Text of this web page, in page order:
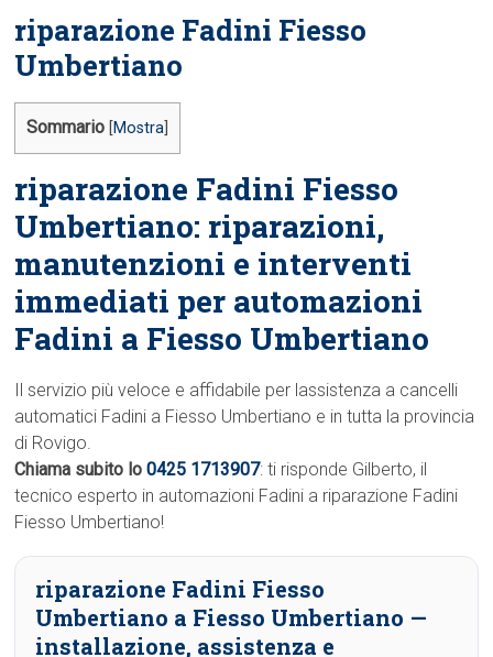
riparazione Fadini Fiesso
Umbertiano
Sommario Mostra
riparazione Fadini Fiesso
Umbertiano: riparazioni,
manutenzioni e interventi
immediati per automazioni
Fadini a Fiesso Umbertiano
Il servizio più veloce e affidabile per lassistenza a cancelli
automatici Fadini a Fiesso Umbertiano e in tutta la provincia
di Rovigo.
Chiama subito lo0425 1713907: ti risponde Gilberto, il
tecnico esperto in automazioni Fadini a riparazione Fadini
Fiesso Umbertiano!
riparazione Fadini Fiesso
Umbertiano a Fiesso Umbertiano —
installazione, assistenza e